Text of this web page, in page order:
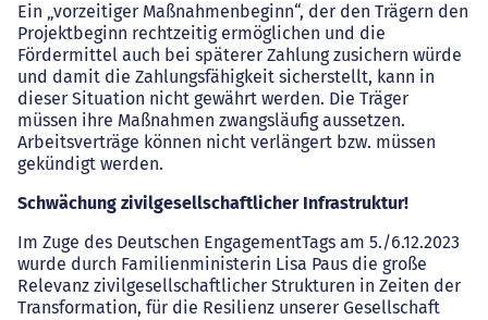
Ein „vorzeitiger Maßnahmenbeginn“, der den Trägern den
Projektbeginn rechtzeitig ermöglichen und die
Fördermittel auch bei späterer Zahlung zusichern würde
und damit die Zahlungsfähigkeit sicherstellt, kann in
dieser Situation nicht gewährt werden. Die Träger
müssen ihre Maßnahmen zwangsläufig aussetzen.
Arbeitsverträge können nicht verlängert bzw. müssen
gekündigt werden.
Schwächung zivilgesellschaftlicher Infrastruktur!
Im Zuge des Deutschen EngagementTags am 5./6.12.2023
wurde durch Familienministerin Lisa Paus die große
Relevanz zivilgesellschaftlicher Strukturen in Zeiten der
Transformation, für die Resilienz unserer Gesellschaft